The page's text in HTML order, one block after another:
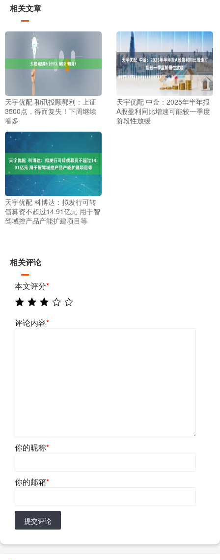
相关文章
天宇优配 和讯投顾郭利：上证
3500点，得而复失！下周继续
看多
天宇优配 中金：2025年半年报
A股盈利同比增速可能较一季度
阶段性放缓
天宇优配 科博达：拟发行可转
债募资不超过14.91亿元 用于智
驾域控产品产能扩建项目等
相关评论
本文评分*
评论内容*
你的昵称*
你的邮箱*
提交评论